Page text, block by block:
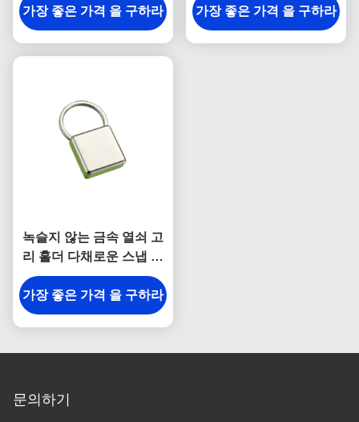
가장 좋은 가격 을 구하라
가장 좋은 가격 을 구하라
녹슬지 않는 금속 열쇠 고
리 홀더 다채로운 스냅 걸
이 열쇠 고리 사각 플라스
틱
가장 좋은 가격 을 구하라
문의하기